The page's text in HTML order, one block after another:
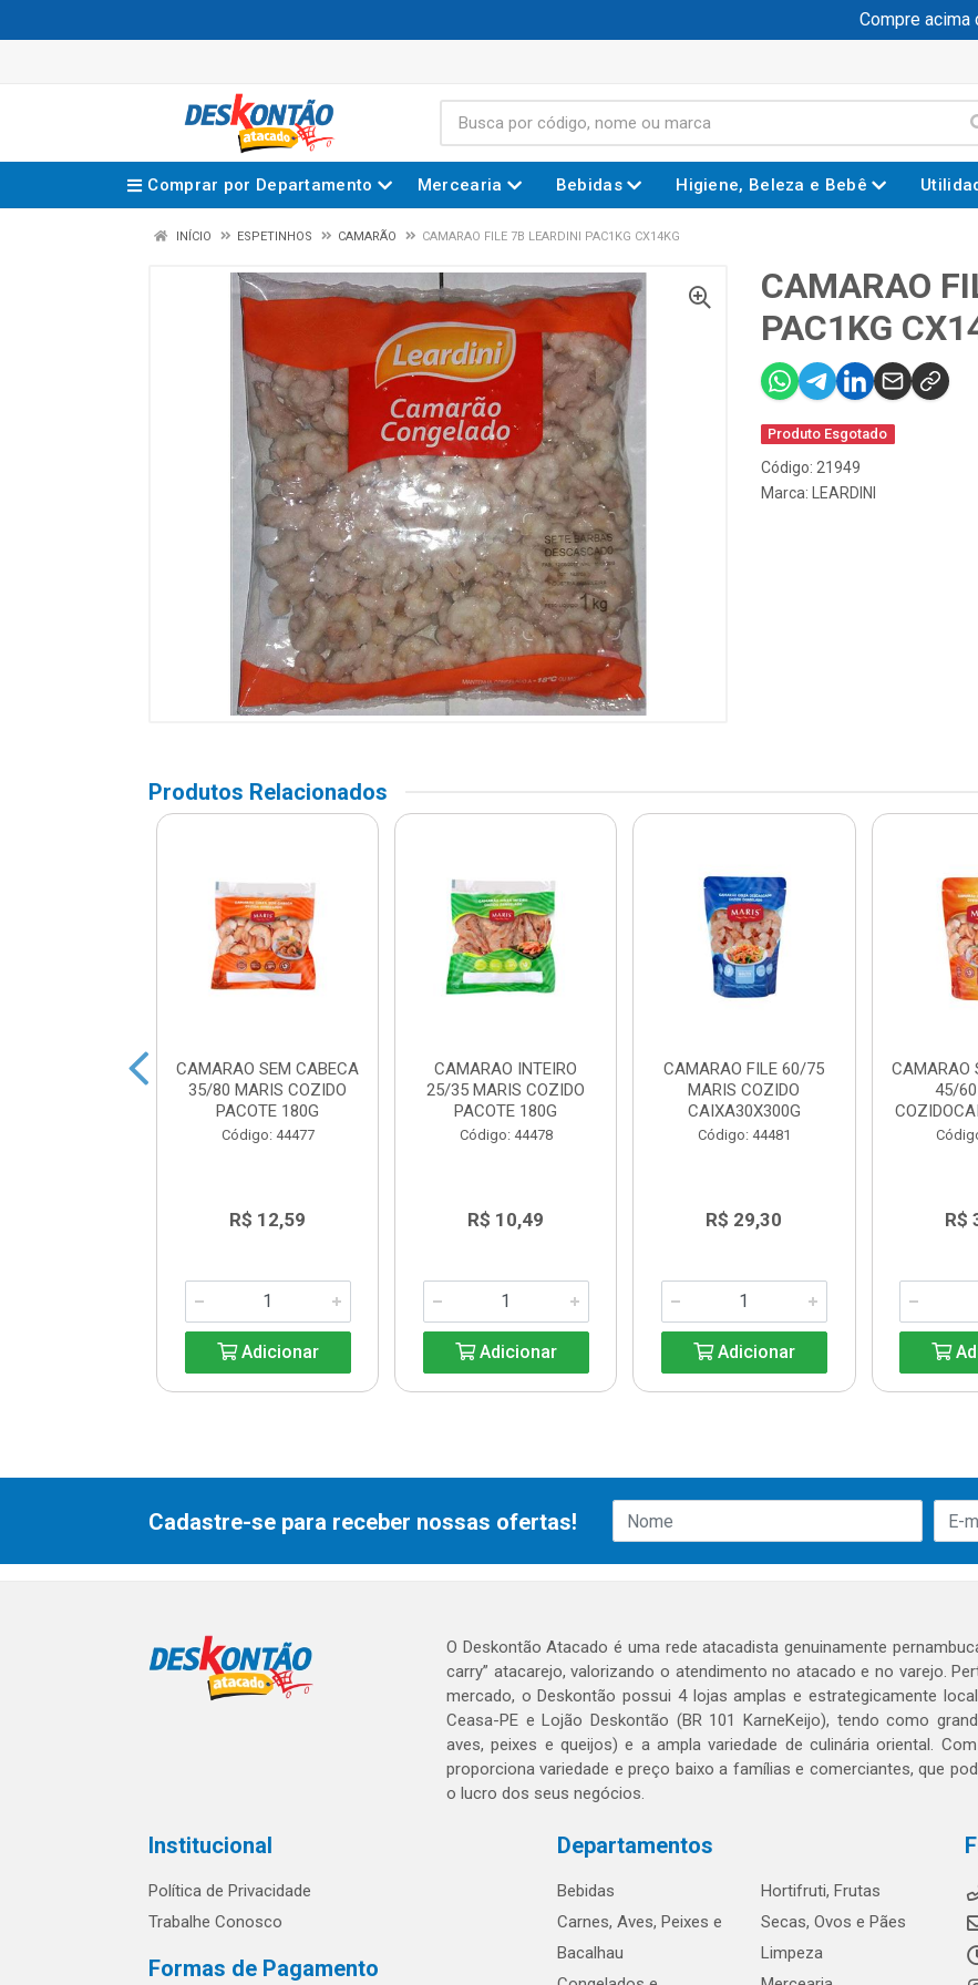
Compre acima
Comprar por Departamento Mercearia Bebidas Higiene, Beleza e Bebê
INÍCIO ESPETINHOS CAMARÃO CAMARAO FILE 7B LEARDINI PAC1KG CX14KG
CAMARAO
PAC1KG
Produto Esgotado
Código: 21949
Marca:
LEARDINI
Produtos Relacionados
CAMARAO SEM CABECA
35/80 MARIS COZIDO
PACOTE 180G
Código: 44477
R$ 12,59
Adicionar
CAMARAO INTEIRO
25/35 MARIS COZIDO
PACOTE 180G
Código: 44478
R$ 10,49
Adicionar
CAMARAO FILE 60/75
MARIS COZIDO
CAIXA30X300G
Código: 44481
R$ 29,30
Adicionar
CAMARAO
45/
R$
Cadastre-se para receber nossas ofertas!
O Deskontão Atacado é uma rede atacadista genuinamente
carry” atacarejo, valorizando o atendimento no atacado e no varejo.
mercado, o Deskontão possui 4 lojas amplas e estrategicamente
Ceasa-PE e Lojão Deskontão (BR 101 KarneKeijo), tendo como
aves, peixes e queijos) e a ampla variedade de culinária oriental.
proporciona variedade e preço baixo a famílias e comerciantes, que
o lucro dos seus negócios.
Institucional
Política de Privacidade
Trabalhe Conosco
Formas de Pagamento
Departamentos
Bebidas
Carnes, Aves, Peixes e
Bacalhau
Hortifruti, Frutas
Secas, Ovos e Pães
Limpeza